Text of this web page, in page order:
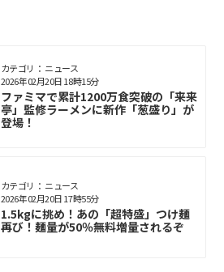
カテゴリ： ニュース
ファミマで累計1200万食突破の「来来
亭」監修ラーメンに新作「葱盛り」が
登場！
2026年02月20日 18時15分
カテゴリ： ニュース
1.5kgに挑め！あの「超特盛」つけ麺
再び！麺量が50％無料増量されるぞ
2026年02月20日 17時55分